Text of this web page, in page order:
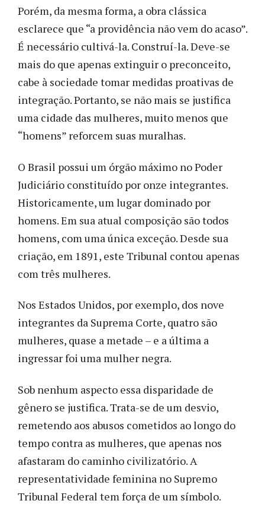
Porém, da mesma forma, a obra clássica
esclarece que “a providência não vem do acaso”.
É necessário cultivá-la. Construí-la. Deve-se
mais do que apenas extinguir o preconceito,
cabe à sociedade tomar medidas proativas de
integração. Portanto, se não mais se justifica
uma cidade das mulheres, muito menos que
“homens” reforcem suas muralhas.
O Brasil possui um órgão máximo no Poder
Judiciário constituído por onze integrantes.
Historicamente, um lugar dominado por
homens. Em sua atual composição são todos
homens, com uma única exceção. Desde sua
criação, em 1891, este Tribunal contou apenas
com três mulheres.
Nos Estados Unidos, por exemplo, dos nove
integrantes da Suprema Corte, quatro são
mulheres, quase a metade – e a última a
ingressar foi uma mulher negra.
Sob nenhum aspecto essa disparidade de
gênero se justifica. Trata-se de um desvio,
remetendo aos abusos cometidos ao longo do
tempo contra as mulheres, que apenas nos
afastaram do caminho civilizatório. A
representatividade feminina no Supremo
Tribunal Federal tem força de um símbolo.